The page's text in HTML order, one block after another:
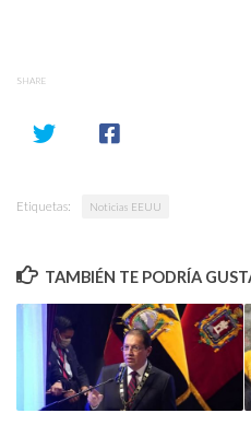
SHARE
Etiquetas: Noticias EEUU
TAMBIÉN TE PODRÍA